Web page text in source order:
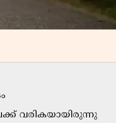
വരികയായിരുന്നു